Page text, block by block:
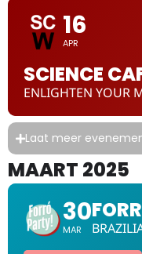
16
APR
SCIENCE
ENLIGHTEN YOUR
Laat meer
MAART 2025
30
MAR